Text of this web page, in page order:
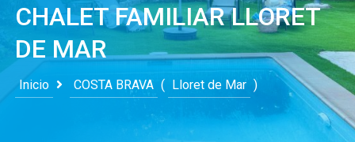
CHALET FAMILIAR LLORET
DE MAR
Inicio COSTA BRAVA ( Lloret de Mar )